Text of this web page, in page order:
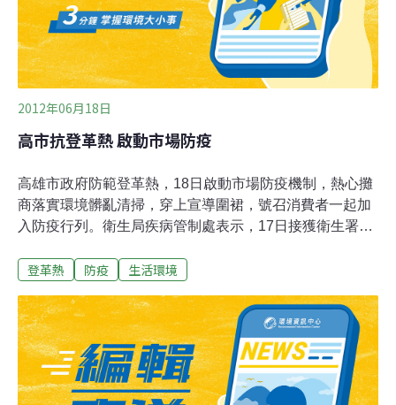
血熱。登革出血熱：其症狀主要是發燒、頭痛、肌肉痛、
噁心、嘔吐、全身倦怠、腸胃道出血、子宮出血、血尿和
恢復期出疹等。張藏能進一步提到，典型登革熱症
2012年06月18日
高市抗登革熱 啟動市場防疫
高雄市政府防範登革熱，18日啟動市場防疫機制，熱心攤
商落實環境髒亂清掃，穿上宣導圍裙，號召消費者一起加
入防疫行列。衛生局疾病管制處表示，17日接獲衛生署疾
者是在某大學就讀的女大學生，家住台南市，可能求學往
情、環境消毒及採檢疑似感染者血液化驗。衛生局統計，
高市2012年登革熱病例累計增為12例，9例境外移入、3例
為本土病例。衛生局表示，連日大豪雨積水不利登革熱疫
情控制；針對病媒蚊孳生及病毒散播高風險場所防疫，包
括大樓公寓地下室積水清除及消毒和市場防疫機制啟動，
登革熱 防疫 生活環境